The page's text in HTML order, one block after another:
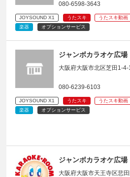
080-6598-3643
JOYSOUND X1 うたスキ
うたスキ動画
楽器
オプションサービス
ジャンボカラオケ広
大阪府大阪市北区芝田1-4-1
080-6239-6103
JOYSOUND X1 うたスキ
うたスキ動画
楽器
オプションサービス
ジャンボカラオケ広
大阪府大阪市天王寺区悲